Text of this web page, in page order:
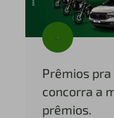
Prêmios
concorra a
prêmios.